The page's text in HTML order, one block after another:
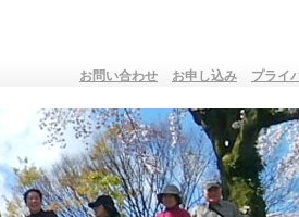
お問い合わせ お申し込み プライ